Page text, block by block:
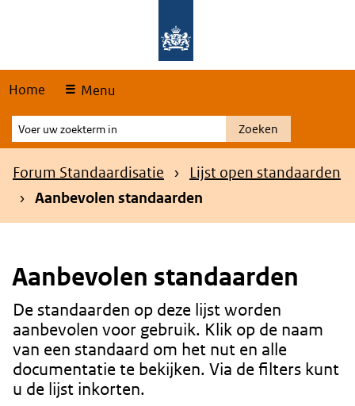
Home Menu
Voer
uw
zoekterm
Zoeken
Kruimelpad
Forum Standaardisatie
Lijst open standaarden
Aanbevolen standaarden
Aanbevolen standaarden
Content
De standaarden op deze lijst worden
aanbevolen voor gebruik. Klik op de naam
van een standaard om het nut en alle
documentatie te bekijken. Via de filters kunt
u de lijst inkorten.